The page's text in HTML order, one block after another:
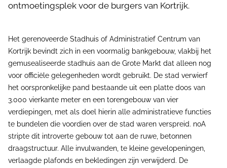
ontmoetingsplek voor de burgers van Kortrijk.
Het gerenoveerde Stadhuis of Administratief Centrum van
Kortrijk bevindt zich in een voormalig bankgebouw, vlakbij het
gemusealiseerde stadhuis aan de Grote Markt dat alleen nog
voor officiële gelegenheden wordt gebruikt. De stad verwierf
het oorspronkelijke pand bestaande uit een platte doos van
3.000 vierkante meter en een torengebouw van vier
verdiepingen, met als doel hierin alle administratieve functies
te bundelen die voordien over de stad waren verspreid. noA
stripte dit introverte gebouw tot aan de ruwe, betonnen
draagstructuur. Alle invulwanden, te kleine gevelopeningen,
verlaagde plafonds en bekledingen zijn verwijderd. De